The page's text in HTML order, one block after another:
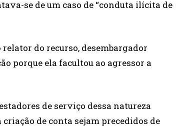
se de um caso de “conduta ilícita de
do recurso, desembargador
porque ela facultou ao agressor a
de serviço dessa natureza
de conta sejam precedidos de